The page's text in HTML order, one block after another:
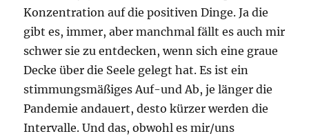
Konzentration auf die positiven Dinge. Ja die
gibt es, immer, aber manchmal fällt es auch mir
schwer sie zu entdecken, wenn sich eine graue
Decke über die Seele gelegt hat. Es ist ein
stimmungsmäßiges Auf-und Ab, je länger die
Pandemie andauert, desto kürzer werden die
Intervalle. Und das, obwohl es mir/uns